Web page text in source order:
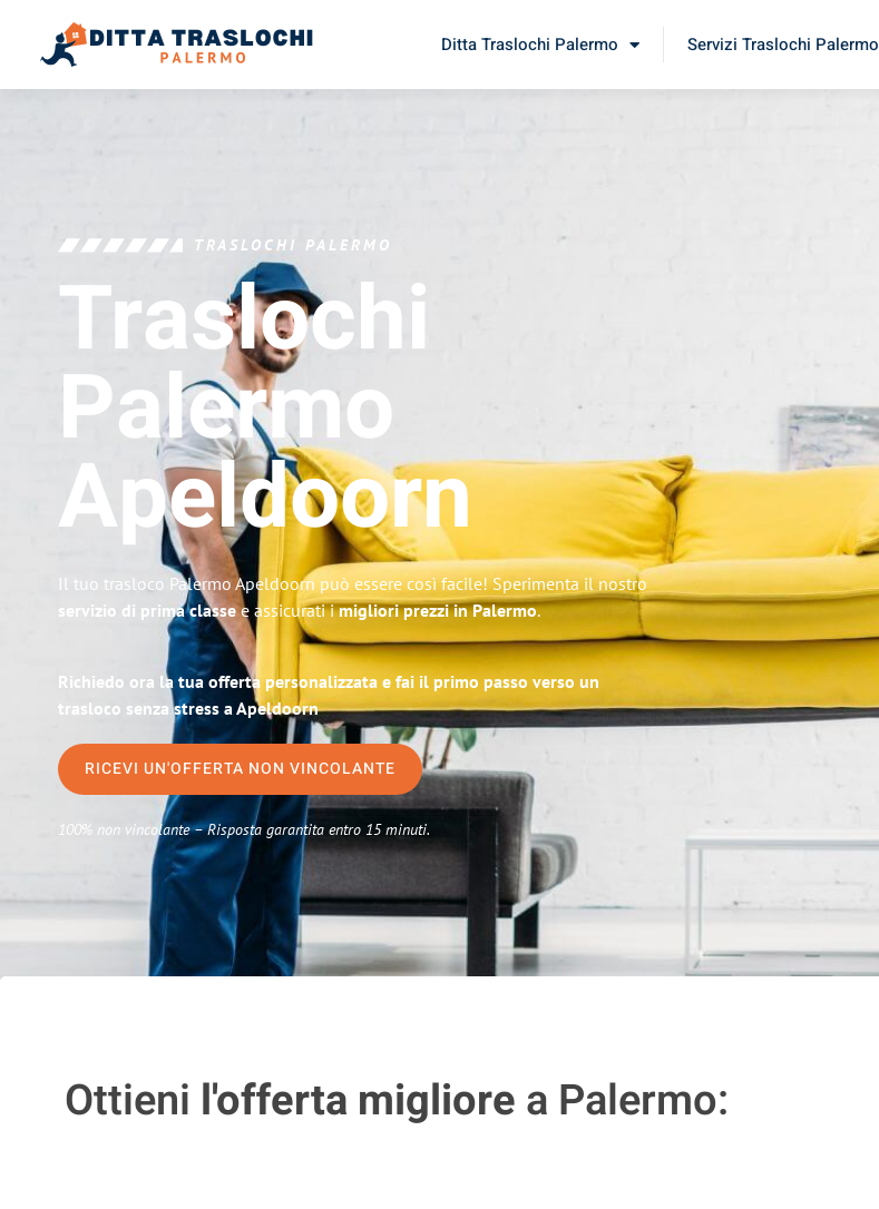
Ditta Traslochi Palermo Servizi Traslochi Palermo
TRASLOCHI PALERMO
Traslochi
Palermo
Apeldoorn
Il tuo trasloco Palermo Apeldoorn può essere così facile! Sperimenta il nostro
servizio di prima classee assicurati imigliori prezzi in Palermo.
Richiedo ora la tua offerta personalizzata e fai il primo passo verso un
trasloco senza stress a Apeldoorn
RICEVI UN'OFFERTA NON VINCOLANTE
100% non vincolante – Risposta garantita entro 15 minuti.
Ottieni l'offerta migliorea Palermo: